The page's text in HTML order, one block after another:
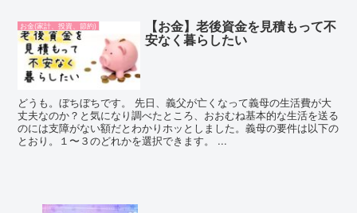
お金(家計、投資、節約) 【お金】老後資金を見積もって不
安なく暮らしたい
どうも。ぼちぼちです。 先日、義父が亡くなって義母の生活費が大
丈夫なのか？と気になり調べたところ、おおむね基本的な生活を送る
のには支障がない額だとわかりホッとしました。義母の要件は以下の
とおり。１〜３のどれかを選択できます。 ...